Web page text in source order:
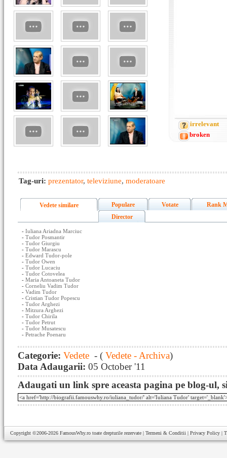
irrelevant
broken
Tag-uri: prezentator, televiziune, moderatoare
Vedete similare Populare Votate
Rank
Director
- Iuliana Ariadna Marciuc
- Tudor Posmantir
- Tudor Giurgiu
- Tudor Marascu
- Edward Tudor-pole
- Tudor Owen
- Tudor Lucaciu
- Tudor Cotovelea
- Maria Antoaneta Tudor
- Corneliu Vadim Tudor
- Vadim Tudor
- Cristian Tudor Popescu
- Tudor Arghezi
- Mitzura Arghezi
- Tudor Chirila
- Tudor Petrut
- Tudor Musatescu
- Petrache Poenaru
Categorie: Vedete - ( Vedete - Archiva)
Data Adaugarii: 05 October '11
Adaugati un link spre aceasta pagina pe blog-ul,
Copyright ©2006-2026 FamousWhy.ro toate drepturile rezervate | Termeni & Conditii | Privacy Policy |